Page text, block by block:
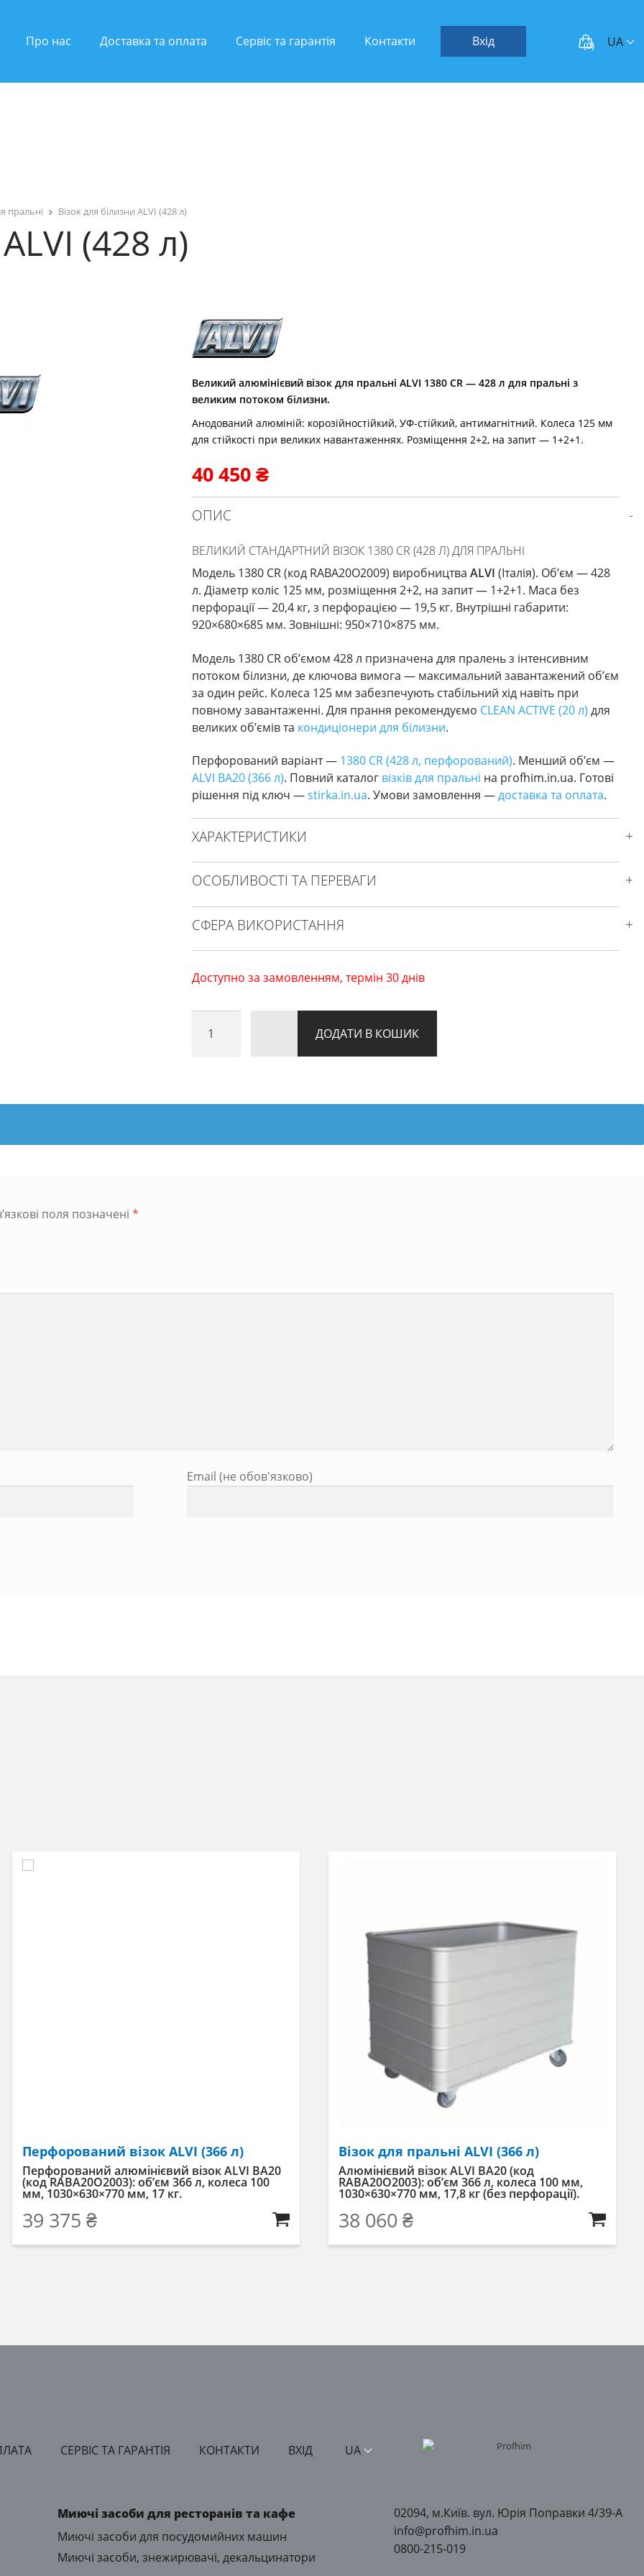
Про нас Доставка та оплата Сервіс та гарантія Контакти Вхід (0) UA
пральні Візок для білизни ALVI (428 л)
(428 л)
40 450₴
Доступно за замовленням, термін 30 днів
для
л)
ДОДАТИ В КОШИК
Великий алюмінієвий візок для пральні ALVI 1380 CR — 428 л для пральні з
великим потоком білизни.
Анодований алюміній: корозійностійкий, УФ-стійкий, антимагнітний. Колеса 125 мм
для стійкості при великих навантаженнях. Розміщення 2+2, на запит — 1+2+1.
ОПИС
ВЕЛИКИЙ СТАНДАРТНИЙ ВІЗОК 1380 CR (428 Л) ДЛЯ ПРАЛЬНІ
Модель 1380 CR (код RABA20O2009) виробництва ALVI (Італія). Об’єм — 428
л. Діаметр коліс 125 мм, розміщення 2+2, на запит — 1+2+1. Маса без
перфорації — 20,4 кг, з перфорацією — 19,5 кг. Внутрішні габарити:
920×680×685 мм. Зовнішні: 950×710×875 мм.
Модель 1380 CR об’ємом 428 л призначена для пралень з інтенсивним
потоком білизни, де ключова вимога — максимальний завантажений об’єм
за один рейс. Колеса 125 мм забезпечують стабільний хід навіть при
повному завантаженні. Для прання рекомендуємо CLEAN ACTIVE (20 л) для
великих об’ємів та кондиціонери для білизни.
Перфорований варіант — 1380 CR (428 л, перфорований). Менший об’єм —
ALVI BA20 (366 л). Повний каталог візків для пральні на profhim.in.ua. Готові
рішення під ключ —stirka.in.ua. Умови замовлення —доставка та оплата.
ХАРАКТЕРИСТИКИ
ОСОБЛИВОСТІ ТА ПЕРЕВАГИ
СФЕРА ВИКОРИСТАННЯ
поля позначені *
Email (не обов'язково)
Перфорований візок ALVI (366 л)
Перфорований алюмінієвий візок ALVI BA20
(код RABA20O2003): об’єм 366 л, колеса 100
мм, 1030×630×770 мм, 17 кг.
39 375 ₴
Візок для пральні ALVI (366 л)
Алюмінієвий візок ALVI BA20 (код
RABA20O2003): об’єм 366 л, колеса 100 мм,
1030×630×770 мм, 17,8 кг (без перфорації).
38 060 ₴
02094, м.Київ. вул. Юрія Поправки 4/39-А
info@profhim.in.ua
0800-215-019
СЕРВІС ТА ГАРАНТІЯ КОНТАКТИ ВХІД UA
Миючі засоби для ресторанів та кафе
Миючі засоби для посудомийних машин
Миючі засоби, знежирювачі, декальцинатори